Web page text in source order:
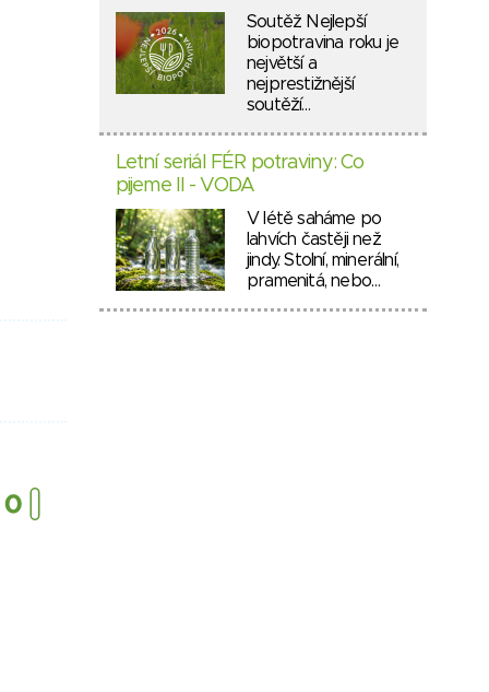
Soutěž Nejlepší
biopotravina roku je
největší a
nejprestižnější
soutěží…
Letní seriál FÉR potraviny: Co
pijeme II - VODA
V létě saháme po
lahvích častěji než
jindy. Stolní, minerální,
pramenitá, nebo…